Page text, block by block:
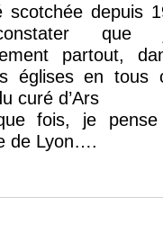
scotchée depuis
que
partout,
églises en tous
curé d’Ars
fois, je
de Lyon….